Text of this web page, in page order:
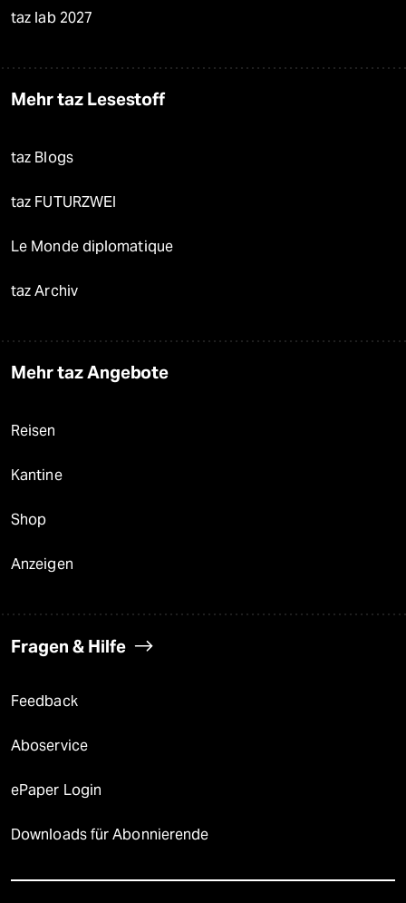
taz lab 2027
Mehr taz Lesestoff
taz Blogs
taz FUTURZWEI
Le Monde diplomatique
taz Archiv
Mehr taz Angebote
Reisen
Kantine
Shop
Anzeigen
Fragen & Hilfe
Feedback
Aboservice
ePaper Login
Downloads für Abonnierende